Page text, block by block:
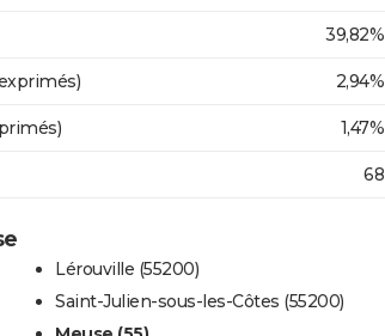
39,82%
2,94%
1,47%
68
Lérouville (55200)
Saint-Julien-sous-les-Côtes (55200)